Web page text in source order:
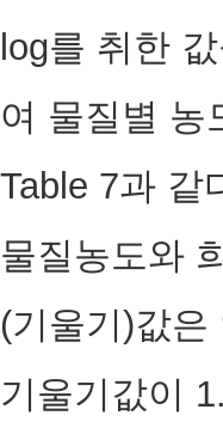
log를 취한
여 물질별 농
Table 7과 같
물질농도와
(기울기)값
기울기값이